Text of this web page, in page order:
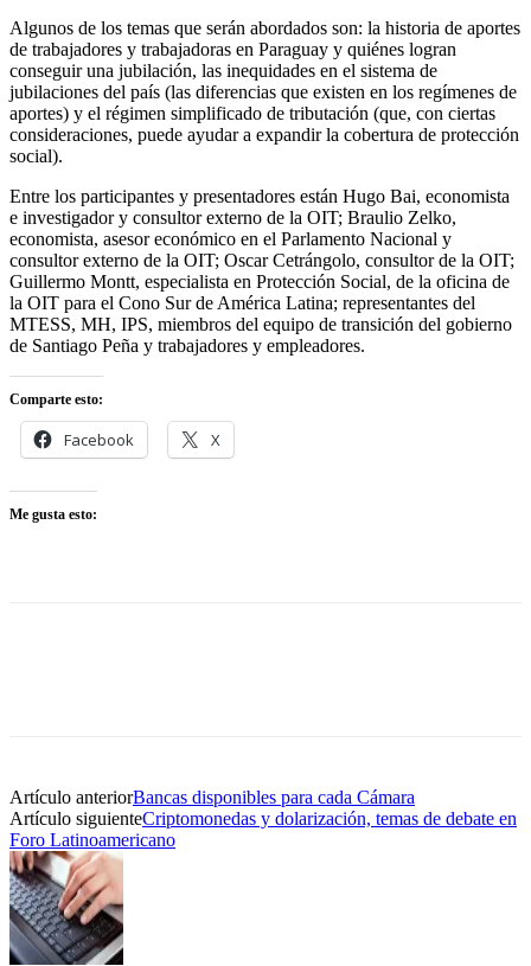
Algunos de los temas que serán abordados son: la historia de aportes
de trabajadores y trabajadoras en Paraguay y quiénes logran
conseguir una jubilación, las inequidades en el sistema de
jubilaciones del país (las diferencias que existen en los regímenes de
aportes) y el régimen simplificado de tributación (que, con ciertas
consideraciones, puede ayudar a expandir la cobertura de protección
social).
Entre los participantes y presentadores están Hugo Bai, economista
e investigador y consultor externo de la OIT; Braulio Zelko,
economista, asesor económico en el Parlamento Nacional y
consultor externo de la OIT; Oscar Cetrángolo, consultor de la OIT;
Guillermo Montt, especialista en Protección Social, de la oficina de
la OIT para el Cono Sur de América Latina; representantes del
MTESS, MH, IPS, miembros del equipo de transición del gobierno
de Santiago Peña y trabajadores y empleadores.
Comparte esto:
Facebook X
Me gusta esto:
Artículo anteriorBancas disponibles para cada Cámara
Artículo siguienteCriptomonedas y dolarización, temas de debate en
Foro Latinoamericano